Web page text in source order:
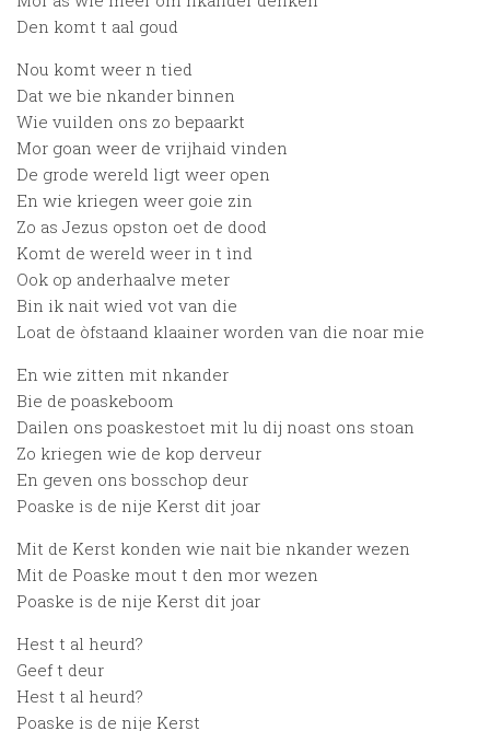
Den komt t aal goud
Nou komt weer n tied
Dat we bie nkander binnen
Wie vuilden ons zo bepaarkt
Mor goan weer de vrijhaid vinden
De grode wereld ligt weer open
En wie kriegen weer goie zin
Zo as Jezus opston oet de dood
Komt de wereld weer in t ìnd
Ook op anderhaalve meter
Bin ik nait wied vot van die
Loat de òfstaand klaainer worden van die noar mie
En wie zitten mit nkander
Bie de poaskeboom
Dailen ons poaskestoet mit lu dij noast ons stoan
Zo kriegen wie de kop derveur
En geven ons bosschop deur
Poaske is de nije Kerst dit joar
Mit de Kerst konden wie nait bie nkander wezen
Mit de Poaske mout t den mor wezen
Poaske is de nije Kerst dit joar
Hest t al heurd?
Geef t deur
Hest t al heurd?
Poaske is de nije Kerst